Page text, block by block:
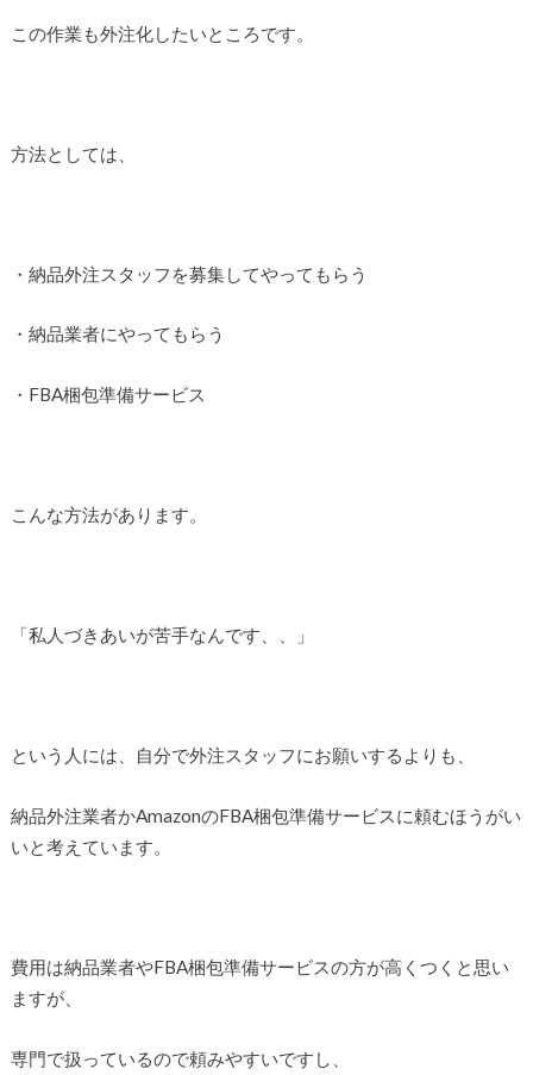
この作業も外注化したいところです。
方法としては、
・納品外注スタッフを募集してやってもらう
・納品業者にやってもらう
・FBA梱包準備サービス
こんな方法があります。
「私人づきあいが苦手なんです、、」
という人には、自分で外注スタッフにお願いするよりも、
納品外注業者かAmazonのFBA梱包準備サービスに頼むほうがい
いと考えています。
費用は納品業者やFBA梱包準備サービスの方が高くつくと思い
ますが、
専門で扱っているので頼みやすいですし、